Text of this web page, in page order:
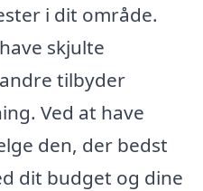
i dit område.
skjulte
tilbyder
Ved at have
den, der bedst
dit budget og dine